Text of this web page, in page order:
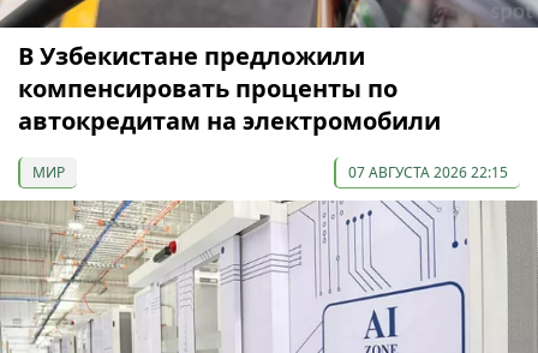
В Узбекистане предложили
компенсировать проценты по
автокредитам на электромобили
МИР 07 АВГУСТА 2026 22:15